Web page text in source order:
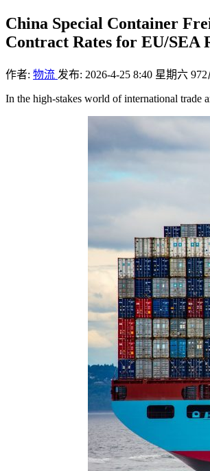
China Special Container
Contract Rates for EU/SEA
作者: 物流 发布: 2026-4-25 8:40 星期六 972
In the high-stakes world of international